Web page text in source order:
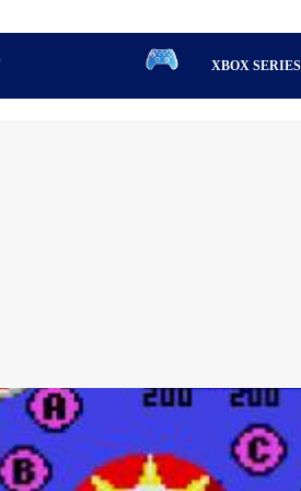
XBOX SERIES